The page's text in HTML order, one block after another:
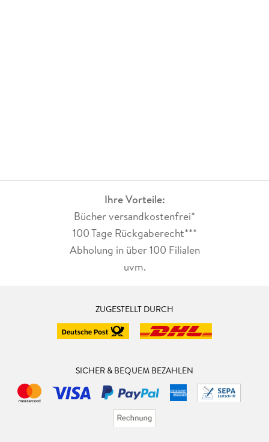
Ihre Vorteile:
Bücher versandkostenfrei*
100 Tage Rückgaberecht***
Abholung in über 100 Filialen
uvm.
ZUGESTELLT DURCH
SICHER & BEQUEM BEZAHLEN